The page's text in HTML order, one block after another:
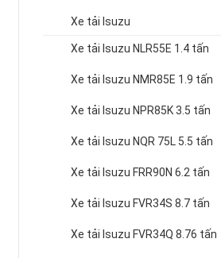
Xe tải Isuzu
Xe tải Isuzu NLR55E 1.4 tấn
Xe tải Isuzu NMR85E 1.9 tấn
Xe tải Isuzu NPR85K 3.5 tấn
Xe tải Isuzu NQR 75L 5.5 tấn
Xe tải Isuzu FRR90N 6.2 tấn
Xe tải Isuzu FVR34S 8.7 tấn
Xe tải Isuzu FVR34Q 8.76 tấn